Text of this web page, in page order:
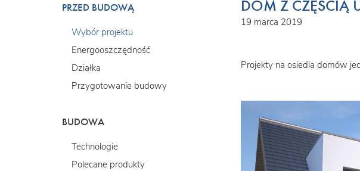
PRZED BUDOWĄ
Wybór projektu
Energooszczędność
Działka
Przygotowanie budowy
BUDOWA
Technologie
Polecane produkty
DOM Z CZĘŚCIĄ
19 marca 2019
Projekty na osiedla domów